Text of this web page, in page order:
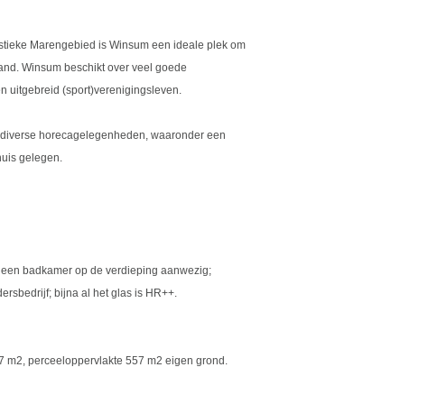
Marengebied is Winsum een ideale plek om
Winsum beschikt over veel goede
uitgebreid (sport)verenigingsleven.
horecagelegenheden, waaronder een
gelegen.
badkamer op de verdieping aanwezig;
bijna al het glas is HR++.
m2, perceeloppervlakte 557 m2 eigen grond.